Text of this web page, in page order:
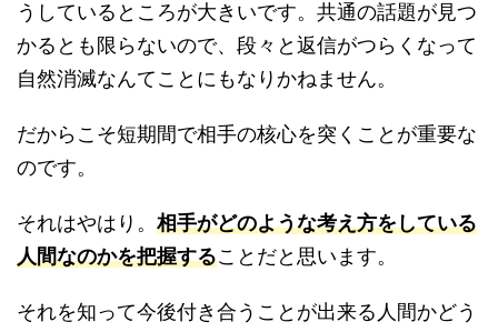
うしているところが大きいです。共通の話題が見つ
かるとも限らないので、段々と返信がつらくなって
自然消滅なんてことにもなりかねません。
だからこそ短期間で相手の核心を突くことが重要な
のです。
それはやはり。 相手がどのような考え方をしている
人間なのかを把握することだと思います。
それを知って今後付き合うことが出来る人間かどう